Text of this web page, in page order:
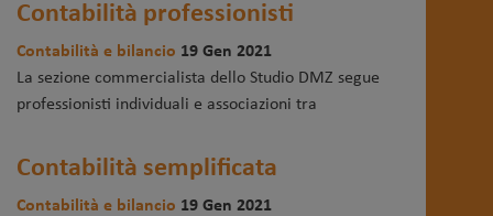
Contabilità professionisti
Contabilità e bilancio 19 Gen 2021
La sezione commercialista dello Studio DMZ segue
professionisti individuali e associazioni tra
Contabilità semplificata
Contabilità e bilancio 19 Gen 2021